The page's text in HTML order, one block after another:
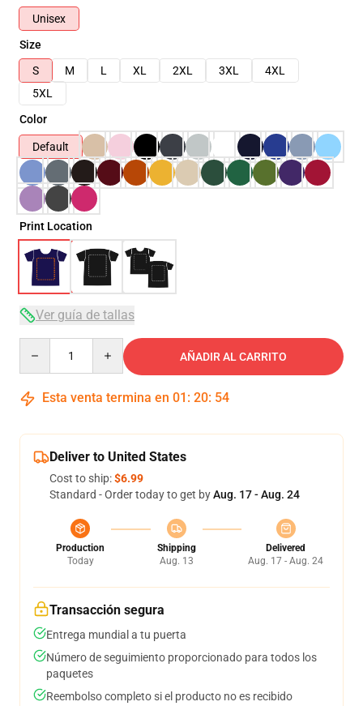
Unisex
Size
S
M L XL 2XL 3XL
4XL
5XL
Color
Default
Print Location
Ver guía de tallas
AÑADIR AL CARRITO
Esta venta termina en 01 : 20: 54
Deliver to United States
Cost to ship:$6.99
Standard - Order today to get byAug. 17 - Aug. 24
Production
Today
Shipping
Aug. 13
Delivered
Aug. 17 - Aug. 24
Transacción segura
Entrega mundial a tu puerta
Número de seguimiento proporcionado para todos los
paquetes
Reembolso completo si el producto no es recibido